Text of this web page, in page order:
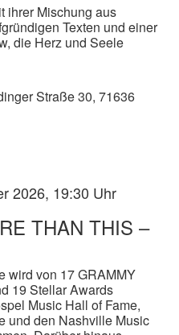
ihrer Mischung aus
Texten und einer
die Herz und Seele
Straße 30, 71636
2026, 19:30 Uhr
THAN THIS –
wird von 17 GRAMMY
19 Stellar Awards
Music Hall of Fame,
und den Nashville Music